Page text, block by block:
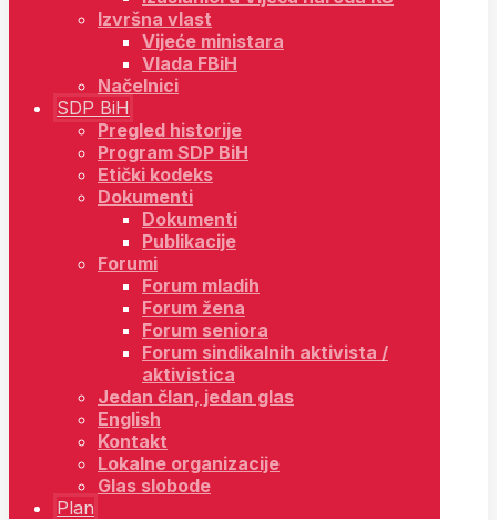
Izvršna vlast
Vijeće ministara
Vlada FBiH
Načelnici
SDP BiH
Pregled historije
Program SDP BiH
Etički kodeks
Dokumenti
Dokumenti
Publikacije
Forumi
Forum mladih
Forum žena
Forum seniora
Forum sindikalnih aktivista /
aktivistica
Jedan član, jedan glas
English
Kontakt
Lokalne organizacije
Glas slobode
Plan